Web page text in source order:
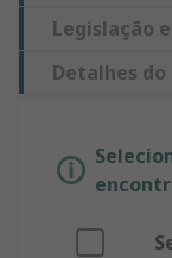
Legislação
Detalhes